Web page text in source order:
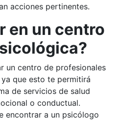
acciones pertinentes.
en un centro
un centro de profesionales
que esto te permitirá
de servicios de salud
o conductual.
encontrar a un psicólogo